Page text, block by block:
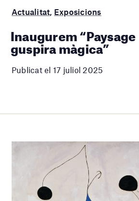
Actualitat Exposicions
Inaugurem
guspira màgica”
Publicat el 17 juliol 2025